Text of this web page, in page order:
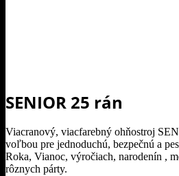
SENIOR 25 rán
Viacranový, viacfarebný ohňostroj
voľbou pre jednoduchú, bezpečnú a
Roka, Vianoc, výročiach, narodenín ,
rôznych párty.